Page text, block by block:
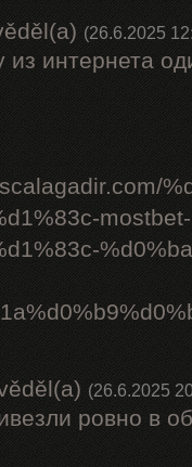
(26.6.2025
из интернета
mostbet-
(26.6.2025
ровно в